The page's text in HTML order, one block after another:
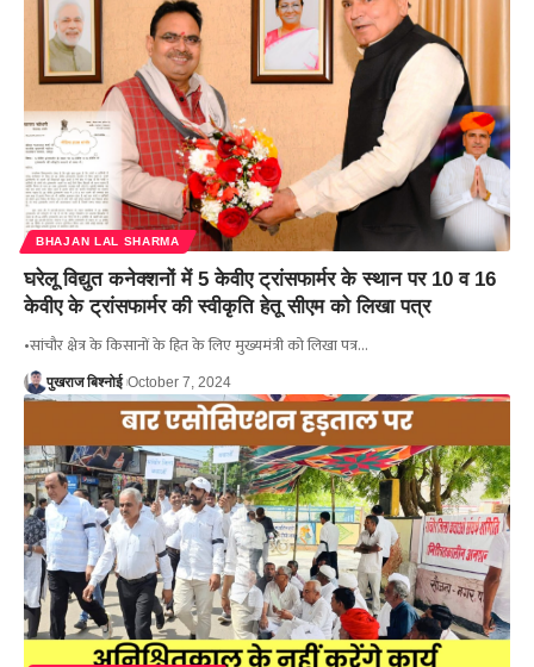
BHAJAN LAL SHARMA
घरेलू विद्युत कनेक्शनों में 5 केवीए ट्रांसफार्मर के स्थान पर 10 व 16
केवीए के ट्रांसफार्मर की स्वीकृति हेतू सीएम को लिखा पत्र
•सांचौर क्षेत्र के किसानों के हित के लिए मुख्यमंत्री को लिखा पत्र…
पुखराज बिश्नोई October 7, 2024